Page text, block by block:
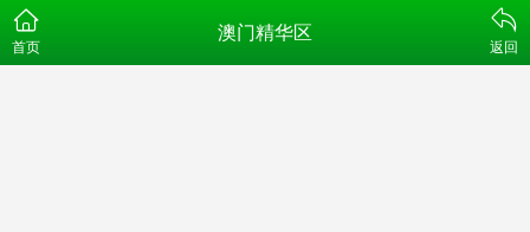
首页
澳门精华区
返回